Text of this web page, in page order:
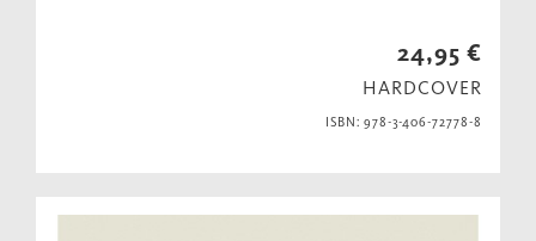
24,95 €
HARDCOVER
ISBN: 978-3-406-72778-8